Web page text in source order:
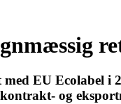
EU Ecolabel
og